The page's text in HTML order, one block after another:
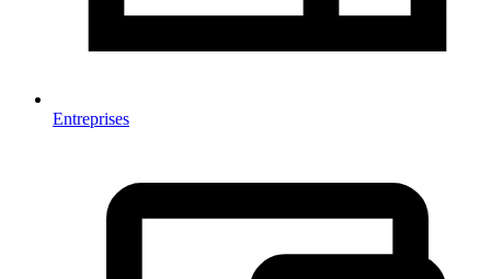
Entreprises